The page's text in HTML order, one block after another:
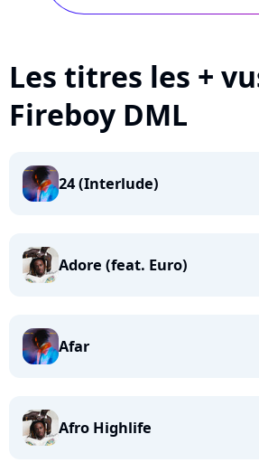
Les titres les +
Fireboy DML
24 (Interlude)
Adore (feat. Euro)
Afar
Afro Highlife